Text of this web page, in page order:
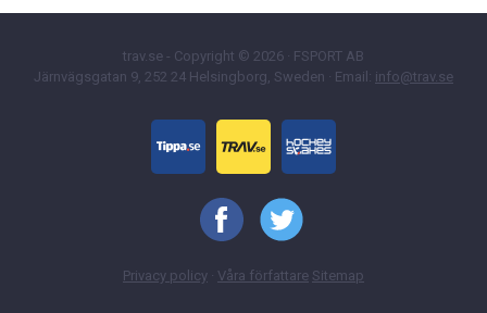
trav.se - Copyright © 2026 · FSPORT AB
Järnvägsgatan 9, 252 24 Helsingborg, Sweden · Email: info@trav.se
Privacy policy · Våra författare Sitemap